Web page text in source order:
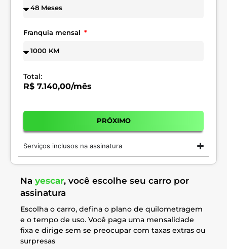
Franquia mensal
Total:
R$ 7.140,00/mês
PRÓXIMO
Serviços inclusos na assinatura
Na yescar, você escolhe seu carro por
assinatura
Escolha o carro, defina o plano de quilometragem
e o tempo de uso. Você paga uma mensalidade
fixa e dirige sem se preocupar com taxas extras ou
surpresas